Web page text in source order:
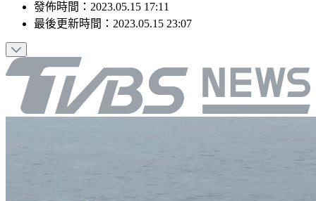
最後更新時間：2023.05.15 23:07